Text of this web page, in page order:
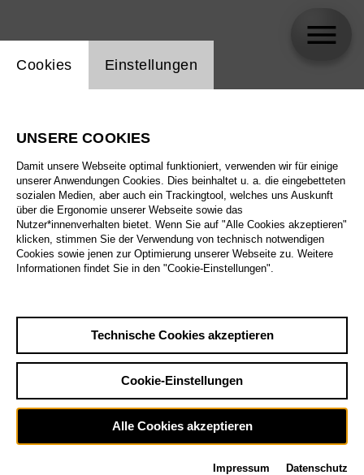
Biographie
Spielplan
Einstellung Website Cookie
Cookies Einstellungen
UNSERE COOKIES
Damit unsere Webseite optimal funktioniert, verwenden wir für einige
unserer Anwendungen Cookies. Dies beinhaltet u. a. die eingebetteten
sozialen Medien, aber auch ein Trackingtool, welches uns Auskunft
über die Ergonomie unserer Webseite sowie das
Nutzer*innenverhalten bietet. Wenn Sie auf "Alle Cookies akzeptieren"
klicken, stimmen Sie der Verwendung von technisch notwendigen
Cookies sowie jenen zur Optimierung unserer Webseite zu. Weitere
Informationen findet Sie in den "Cookie-Einstellungen".
Technische Cookies akzeptieren
Cookie-Einstellungen
Alle Cookies akzeptieren
Impressum Datenschutz